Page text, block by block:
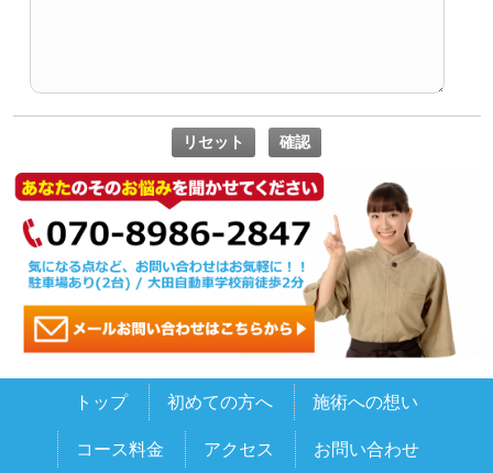
トップ 初めての方へ 施術への想い
コース料金 アクセス お問い合わせ